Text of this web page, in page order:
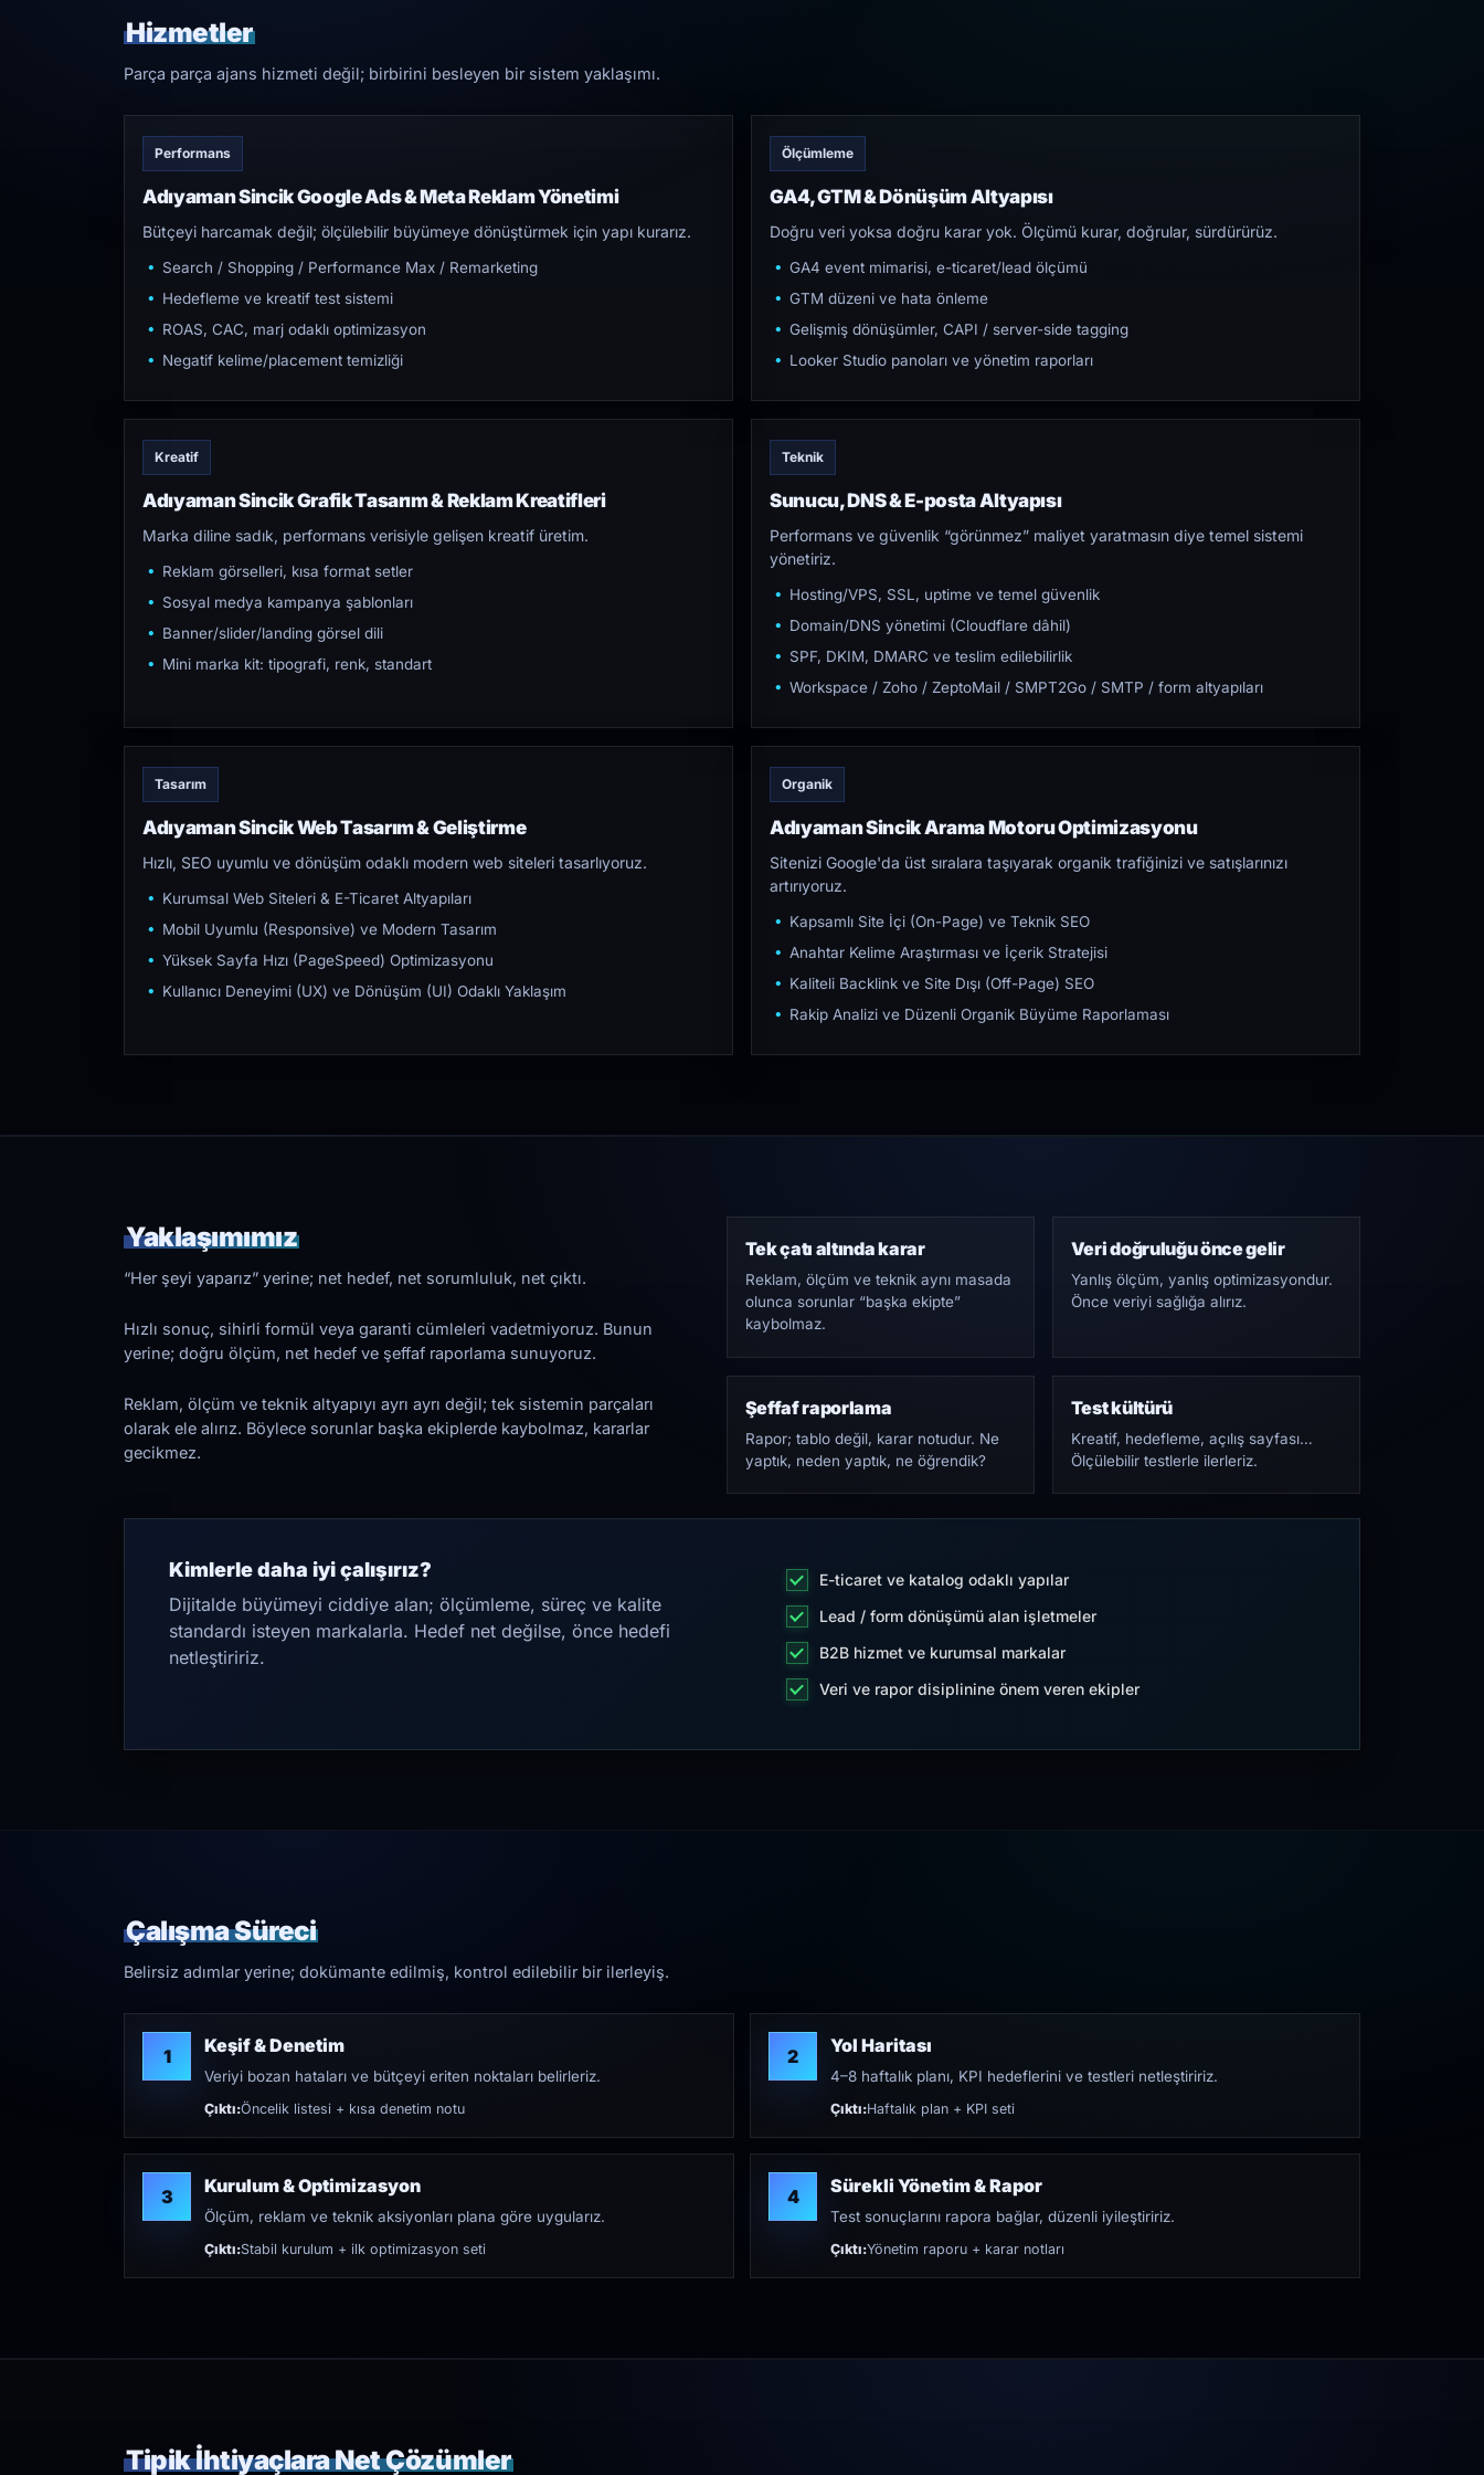
Hizmetler
Parça parça ajans hizmeti değil; birbirini besleyen bir sistem yaklaşımı.
Performans
Adıyaman Sincik Google Ads & Meta Reklam Yönetimi
Bütçeyi harcamak değil; ölçülebilir büyümeye dönüştürmek için yapı kurarız.
Search / Shopping / Performance Max / Remarketing
Hedefleme ve kreatif test sistemi
ROAS, CAC, marj odaklı optimizasyon
Negatif kelime/placement temizliği
Ölçümleme
GA4, GTM & Dönüşüm Altyapısı
Doğru veri yoksa doğru karar yok. Ölçümü kurar, doğrular, sürdürürüz.
GA4 event mimarisi, e-ticaret/lead ölçümü
GTM düzeni ve hata önleme
Gelişmiş dönüşümler, CAPI / server-side tagging
Looker Studio panoları ve yönetim raporları
Kreatif
Adıyaman Sincik Grafik Tasarım & Reklam Kreatifleri
Marka diline sadık, performans verisiyle gelişen kreatif üretim.
Reklam görselleri, kısa format setler
Sosyal medya kampanya şablonları
Banner/slider/landing görsel dili
Mini marka kit: tipografi, renk, standart
Teknik
Sunucu, DNS & E-posta Altyapısı
Performans ve güvenlik “görünmez” maliyet yaratmasın diye temel sistemi
yönetiriz.
Hosting/VPS, SSL, uptime ve temel güvenlik
Domain/DNS yönetimi (Cloudflare dâhil)
SPF, DKIM, DMARC ve teslim edilebilirlik
Workspace / Zoho / ZeptoMail / SMPT2Go / SMTP / form altyapıları
Tasarım
Adıyaman Sincik Web Tasarım & Geliştirme
Hızlı, SEO uyumlu ve dönüşüm odaklı modern web siteleri tasarlıyoruz.
Kurumsal Web Siteleri & E-Ticaret Altyapıları
Mobil Uyumlu (Responsive) ve Modern Tasarım
Yüksek Sayfa Hızı (PageSpeed) Optimizasyonu
Kullanıcı Deneyimi (UX) ve Dönüşüm (UI) Odaklı Yaklaşım
Organik
Adıyaman Sincik Arama Motoru Optimizasyonu
Sitenizi Google'da üst sıralara taşıyarak organik trafiğinizi ve satışlarınızı
artırıyoruz.
Kapsamlı Site İçi (On-Page) ve Teknik SEO
Anahtar Kelime Araştırması ve İçerik Stratejisi
Kaliteli Backlink ve Site Dışı (Off-Page) SEO
Rakip Analizi ve Düzenli Organik Büyüme Raporlaması
Yaklaşımımız
“Her şeyi yaparız” yerine; net hedef, net sorumluluk, net çıktı.
Hızlı sonuç, sihirli formül veya garanti cümleleri vadetmiyoruz. Bunun
yerine; doğru ölçüm, net hedef ve şeffaf raporlama sunuyoruz.
Reklam, ölçüm ve teknik altyapıyı ayrı ayrı değil; tek sistemin parçaları
olarak ele alırız. Böylece sorunlar başka ekiplerde kaybolmaz, kararlar
gecikmez.
Tek çatı altında karar
Reklam, ölçüm ve teknik aynı masada
olunca sorunlar “başka ekipte”
kaybolmaz.
Veri doğruluğu önce gelir
Yanlış ölçüm, yanlış optimizasyondur.
Önce veriyi sağlığa alırız.
Şeffaf raporlama
Rapor; tablo değil, karar notudur. Ne
yaptık, neden yaptık, ne öğrendik?
Test kültürü
Kreatif, hedefleme, açılış sayfası…
Ölçülebilir testlerle ilerleriz.
Kimlerle daha iyi çalışırız?
Dijitalde büyümeyi ciddiye alan; ölçümleme, süreç ve kalite
standardı isteyen markalarla. Hedef net değilse, önce hedefi
netleştiririz.
E-ticaret ve katalog odaklı yapılar
Lead / form dönüşümü alan işletmeler
B2B hizmet ve kurumsal markalar
Veri ve rapor disiplinine önem veren ekipler
Çalışma Süreci
Belirsiz adımlar yerine; dokümante edilmiş, kontrol edilebilir bir ilerleyiş.
1 Keşif & Denetim
Veriyi bozan hataları ve bütçeyi eriten noktaları belirleriz.
Çıktı:Öncelik listesi + kısa denetim notu
2 Yol Haritası
4–8 haftalık planı, KPI hedeflerini ve testleri netleştiririz.
Çıktı:Haftalık plan + KPI seti
3 Kurulum & Optimizasyon
Ölçüm, reklam ve teknik aksiyonları plana göre uygularız.
Çıktı:Stabil kurulum + ilk optimizasyon seti
4 Sürekli Yönetim & Rapor
Test sonuçlarını rapora bağlar, düzenli iyileştiririz.
Çıktı:Yönetim raporu + karar notları
Tipik İhtiyaçlara Net Çözümler